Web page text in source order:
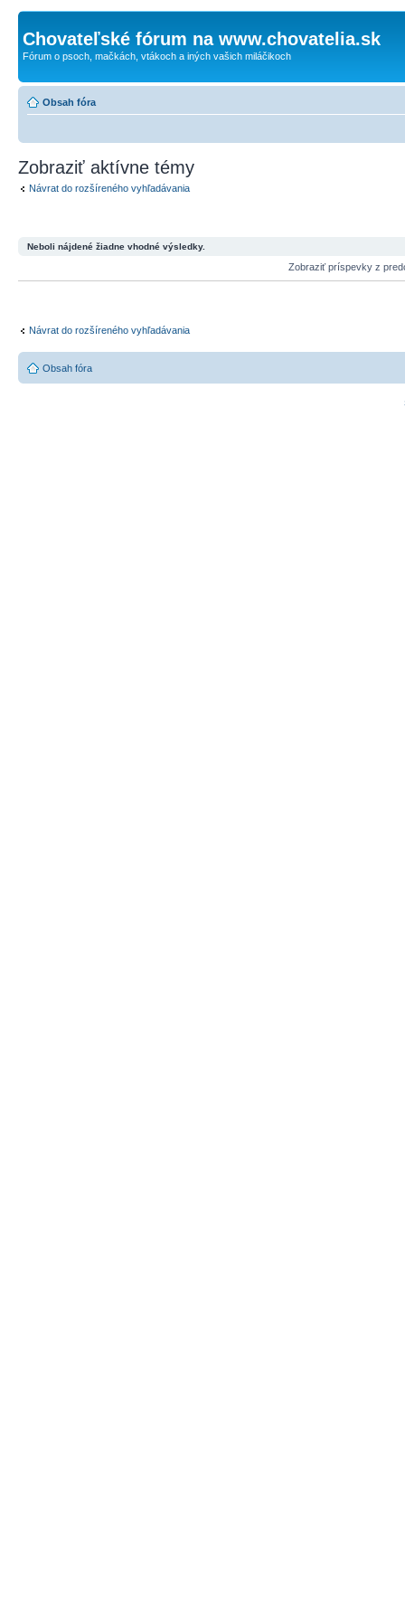
Chovateľské fórum na www.chovatelia.sk
Fórum o psoch, mačkách, vtákoch a iných vašich miláčikoch
Obsah fóra
Zobraziť aktívne témy
Návrat do rozšíreného vyhľadávania
Neboli nájdené žiadne vhodné výsledky.
Zobraziť príspevky z
Návrat do rozšíreného vyhľadávania
Obsah fóra